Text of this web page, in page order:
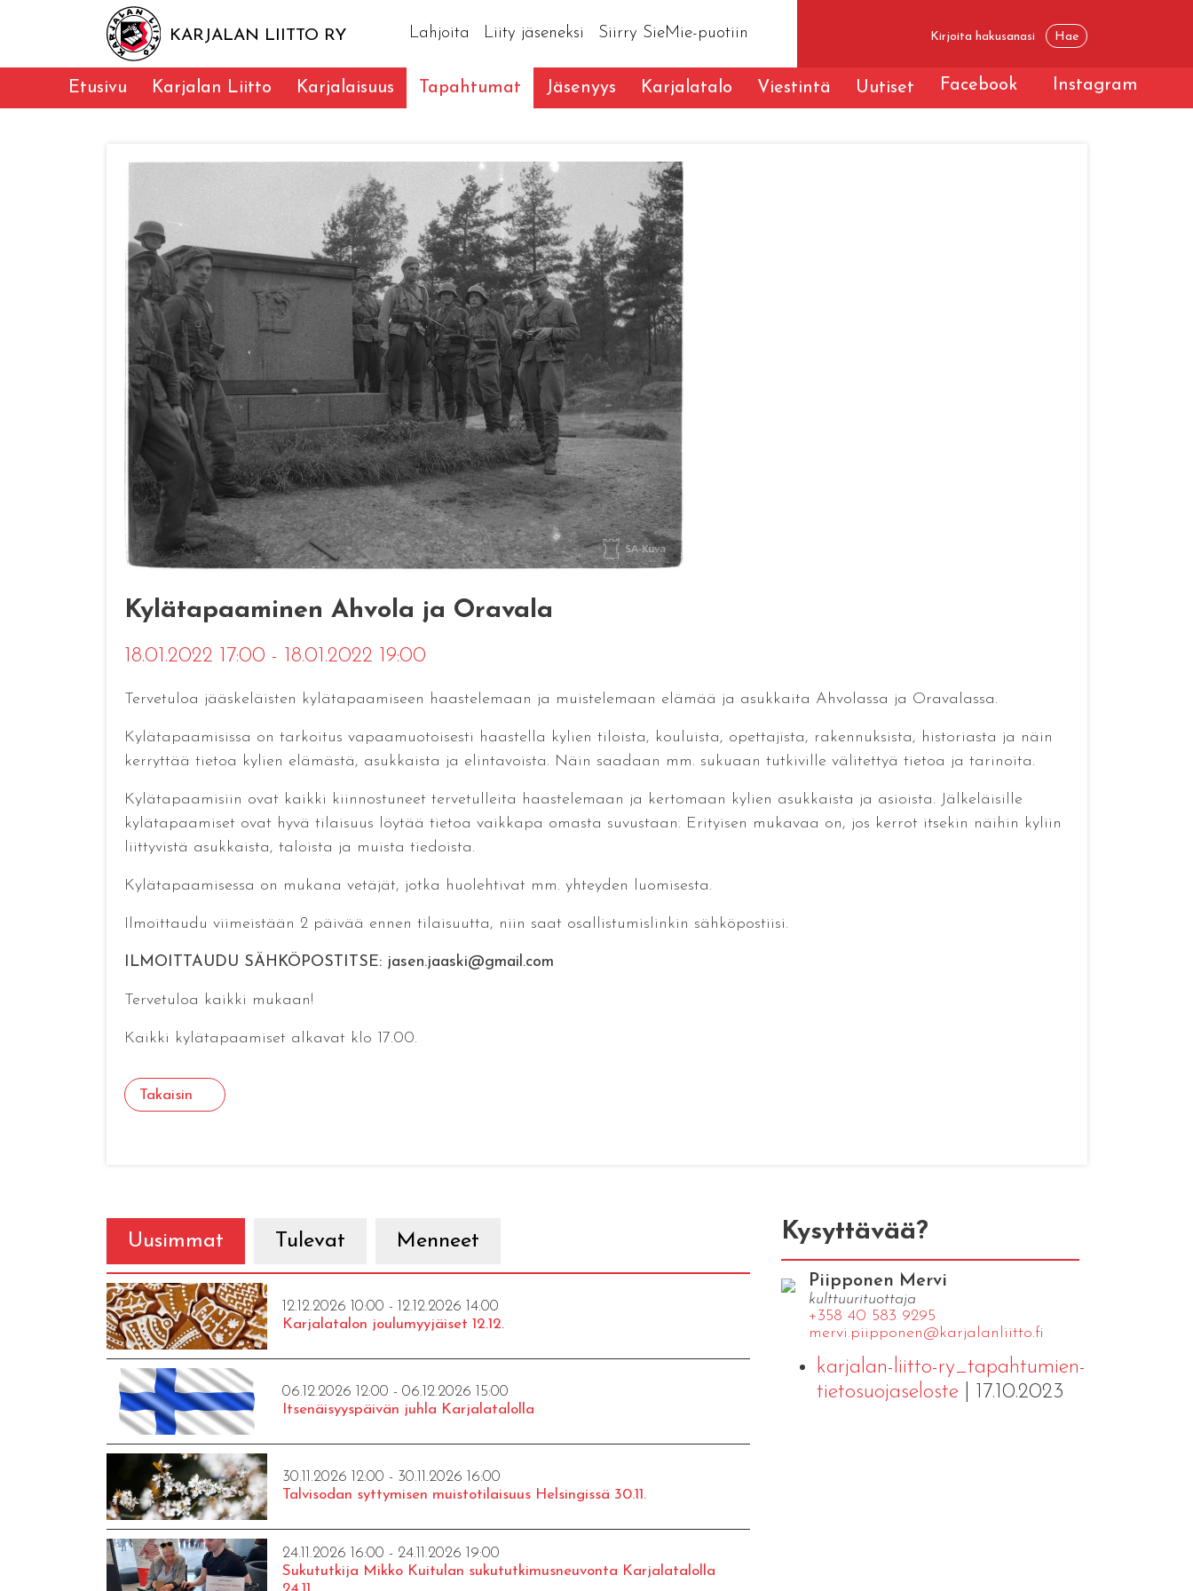
KARJALAN LIITTO RY Lahjoita Liity jäseneksi Siirry SieMie-puotiin
Etusivu Karjalan Liitto Karjalaisuus Tapahtumat Jäsenyys Karjalatalo Viestintä Uutiset Facebook Instagram
Kylätapaaminen Ahvola ja Oravala
18.01.2022 17:00 - 18.01.2022 19:00
Tervetuloa jääskeläisten kylätapaamiseen haastelemaan ja muistelemaan elämää ja asukkaita Ahvolassa ja Oravalassa.
Kylätapaamisissa on tarkoitus vapaamuotoisesti haastella kylien tiloista, kouluista, opettajista, rakennuksista, historiasta ja näin
kerryttää tietoa kylien elämästä, asukkaista ja elintavoista. Näin saadaan mm. sukuaan tutkiville välitettyä tietoa ja tarinoita.
Kylätapaamisiin ovat kaikki kiinnostuneet tervetulleita haastelemaan ja kertomaan kylien asukkaista ja asioista. Jälkeläisille
kylätapaamiset ovat hyvä tilaisuus löytää tietoa vaikkapa omasta suvustaan. Erityisen mukavaa on, jos kerrot itsekin näihin kyliin
liittyvistä asukkaista, taloista ja muista tiedoista.
Kylätapaamisessa on mukana vetäjät, jotka huolehtivat mm. yhteyden luomisesta.
Ilmoittaudu viimeistään 2 päivää ennen tilaisuutta, niin saat osallistumislinkin sähköpostiisi.
ILMOITTAUDU SÄHKÖPOSTITSE: jasen.jaaski@gmail.com
Tervetuloa kaikki mukaan!
Kaikki kylätapaamiset alkavat klo 17.00.
Takaisin
Uusimmat Tulevat Menneet
12.12.2026 10:00 - 12.12.2026 14:00
Karjalatalon joulumyyjäiset 12.12.
06.12.2026 12:00 - 06.12.2026 15:00
Itsenäisyyspäivän juhla Karjalatalolla
30.11.2026 12:00 - 30.11.2026 16:00
Talvisodan syttymisen muistotilaisuus Helsingissä 30.11.
24.11.2026 16:00 - 24.11.2026 19:00
Sukututkija Mikko Kuitulan sukututkimusneuvonta Karjalatalolla
Kysyttävää?
Piipponen Mervi
kulttuurituottaja
+358 40 583 9295
mervi.​piipponen@​kar​jala​nlii​tto.​fi
karjalan-liitto-ry_tapahtumien-
tietosuojaseloste| 17.10.2023